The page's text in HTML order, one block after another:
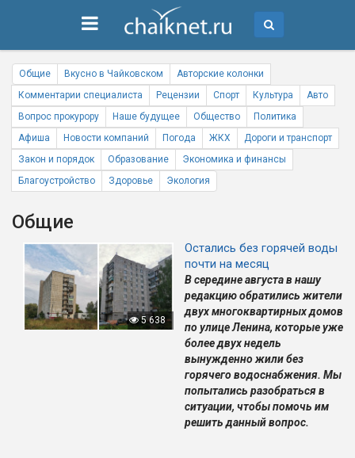
Общие Вкусно в Чайковском
Авторские колонки
Комментарии специалиста
Рецензии Спорт Культура
Авто
Вопрос прокурору
Наше будущее Общество
Политика
Афиша
Новости компаний Погода ЖКХ
Дороги и транспорт
Закон и порядок
Образование
Экономика и финансы
Благоустройство
Здоровье Экология
Общие
5 638
Остались без горячей воды
почти на месяц
В середине августа в нашу
редакцию обратились жители
двух многоквартирных домов
по улице Ленина, которые уже
более двух недель
вынужденно жили без
горячего водоснабжения. Мы
попытались разобраться в
ситуации, чтобы помочь им
решить данный вопрос.